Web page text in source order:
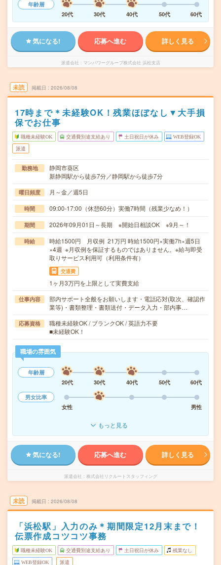
年齢層
20代
30代 40代 50代 60代
気になる! 応募へ進む 詳しく見る
派遣会社 マンパワーグループ株式会社 浜松支店
未読 掲載日 2026/08/08
17時まで＊未経験OK！残業ほぼなし▼大手損
保でお仕事
職種未経験OK 交通費別途支給あり 土日祝日が休み WEB登録OK
派遣
勤務地
静岡市葵区
新静岡駅から徒歩7分／静岡駅から徒歩7分
曜日頻度 月～金／週5日
時間 09:00-17:00（休憩60分）実働7時間（残業少なめ！）
期間 2026年09月01日～長期 ※開始日相談OK ※9月～！
時給
時給1500円 月収例 21万円 時給1500円×実働7h×週5日
×4週 ※月収例を保証するものではありません。※給与即受
取りサービス利用可（利用条件有）
交通費
1ヶ月3万円を上限として実費支給
仕事内容
部内サポート全般をお願いします・電話応対(取次、確認作
業等)・書類整理・書類送付・データ入力・部内事…
応募資格
職種未経験OK / ブランクOK / 英語力不要
■未経験OK！
職場の雰囲気
年齢層
20代
30代 40代 50代
60代
男女比率
女性
男性
もっと見る
気になる! 応募へ進む 詳しく見る
派遣会社 株式会社リクルートスタッフィング
未読 掲載日 2026/08/08
「浜松駅」入力のみ＊期間限定12月末まで！
伝票作成コツコツ事務
職種未経験OK 交通費別途支給あり 土日祝日が休み 残業なし
WEB登録OK 派遣